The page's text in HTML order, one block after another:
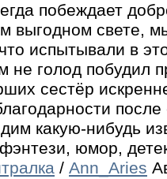
побеждает
выгодном свете,
испытывали в
не голод побудил
сестёр
какую-нибудь
юмор,
/ Ann_Aries